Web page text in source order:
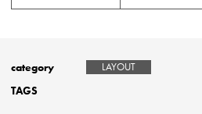
category LAYOUT
TAGS